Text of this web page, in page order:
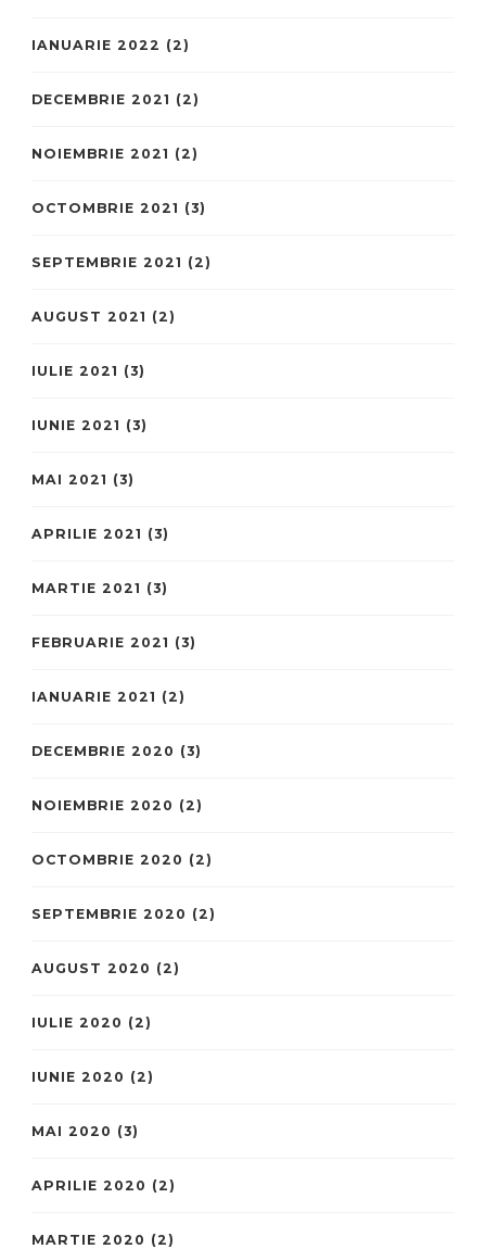
IANUARIE 2022 (2)
DECEMBRIE 2021 (2)
NOIEMBRIE 2021 (2)
OCTOMBRIE 2021 (3)
SEPTEMBRIE 2021 (2)
AUGUST 2021 (2)
IULIE 2021 (3)
IUNIE 2021 (3)
MAI 2021 (3)
APRILIE 2021 (3)
MARTIE 2021 (3)
FEBRUARIE 2021 (3)
IANUARIE 2021 (2)
DECEMBRIE 2020 (3)
NOIEMBRIE 2020 (2)
OCTOMBRIE 2020 (2)
SEPTEMBRIE 2020 (2)
AUGUST 2020 (2)
IULIE 2020 (2)
IUNIE 2020 (2)
MAI 2020 (3)
APRILIE 2020 (2)
MARTIE 2020 (2)